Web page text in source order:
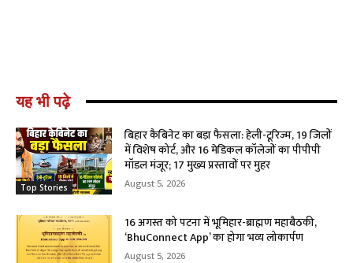
यह भी पढ़े
Top Stories
बिहार कैबिनेट का बड़ा फैसला: हेली-टूरिज्म, 19 जिलों
में विशेष कोर्ट, और 16 मेडिकल कॉलेजों का पीपीपी
मॉडल मंजूर; 17 मुख्य प्रस्तावों पर मुहर
August 5, 2026
16 अगस्त को पटना में भूमिहार-ब्राह्मण महाबैठकी,
‘BhuConnect App’ का होगा भव्य लोकार्पण
August 5, 2026